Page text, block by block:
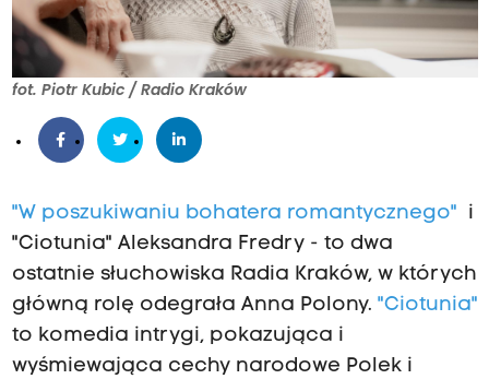
fot. Piotr Kubic / Radio Kraków
"W poszukiwaniu bohatera romantycznego" i
"Ciotunia" Aleksandra Fredry - to dwa
ostatnie słuchowiska Radia Kraków, w których
główną rolę odegrała Anna Polony. "Ciotunia"
to komedia intrygi, pokazująca i
wyśmiewająca cechy narodowe Polek i